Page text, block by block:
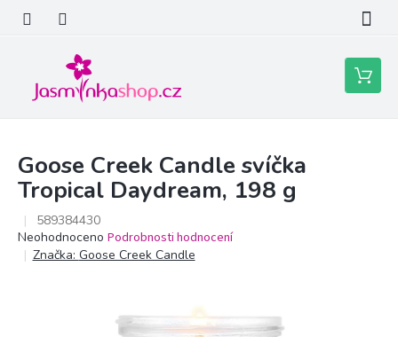
obsah
Nákupní
košík
Goose Creek Candle svíčka
Tropical Daydream, 198 g
589384430
Průměrné
hodnocení
Neohodnoceno Podrobnosti hodnocení
Značka: Goose Creek Candle